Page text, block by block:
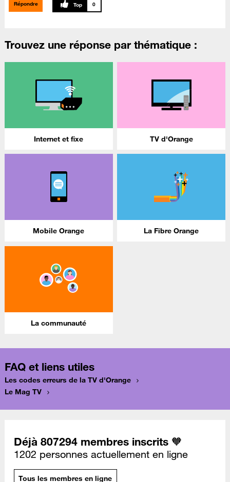
Répondre 0
Trouvez une réponse par thématique :
Internet et fixe TV d'Orange
Mobile Orange La Fibre Orange
La communauté
FAQ et liens utiles
Les codes erreurs de la TV d'Orange
Le Mag TV
Déjà 807294 membres inscrits 🧡
1202 personnes actuellement en ligne
Tous les membres en ligne